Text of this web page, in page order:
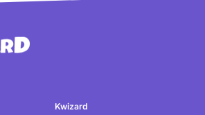
Kwizard